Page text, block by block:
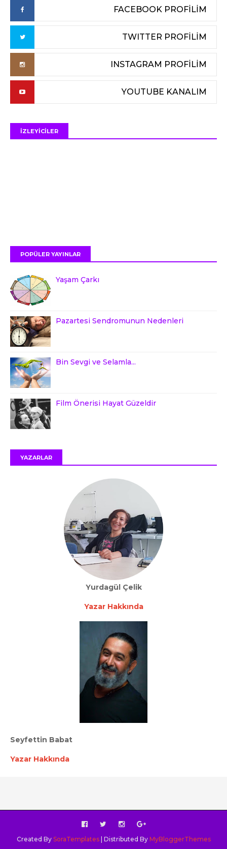
FACEBOOK PROFİLİM
TWITTER PROFİLİM
INSTAGRAM PROFİLİM
YOUTUBE KANALIM
İZLEYİCİLER
POPÜLER YAYINLAR
Yaşam Çarkı
Pazartesi Sendromunun Nedenleri
Bin Sevgi ve Selamla...
Film Önerisi Hayat Güzeldir
YAZARLAR
Yurdagül Çelik
Yazar Hakkında
Seyfettin Babat
Yazar Hakkında
Created By SoraTemplates| Distributed By MyBloggerThemes